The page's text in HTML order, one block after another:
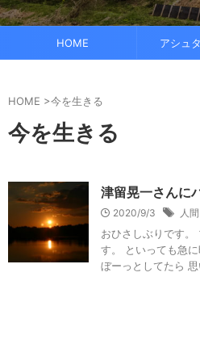
でも、どこかで希望を感じる——そ
す。 これにより、エネルギーバラン
なくて だらだら ...
くに何人か使っている人がいれば、
HOME アシュ
HOME >今を生きる
今を生きる
津留晃一さんに
2020/9/3 人
おひさしぶりです。
す。 といっても急
ぼーっとしてたら